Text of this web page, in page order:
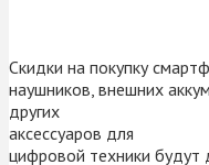
Скидки на покупку
наушников, внешних
других
аксессуаров для
цифровой техники будут